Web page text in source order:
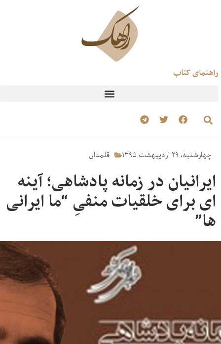
راهنمای کتاب
چهارشنبه، ۲۹ اردیبهشت ۱۳۹۵ قلمدان
ایرانیان در زمانه پادشاهی؛ آینه
ای برای خلقیات منفیِ “ما ایرانی
ها”